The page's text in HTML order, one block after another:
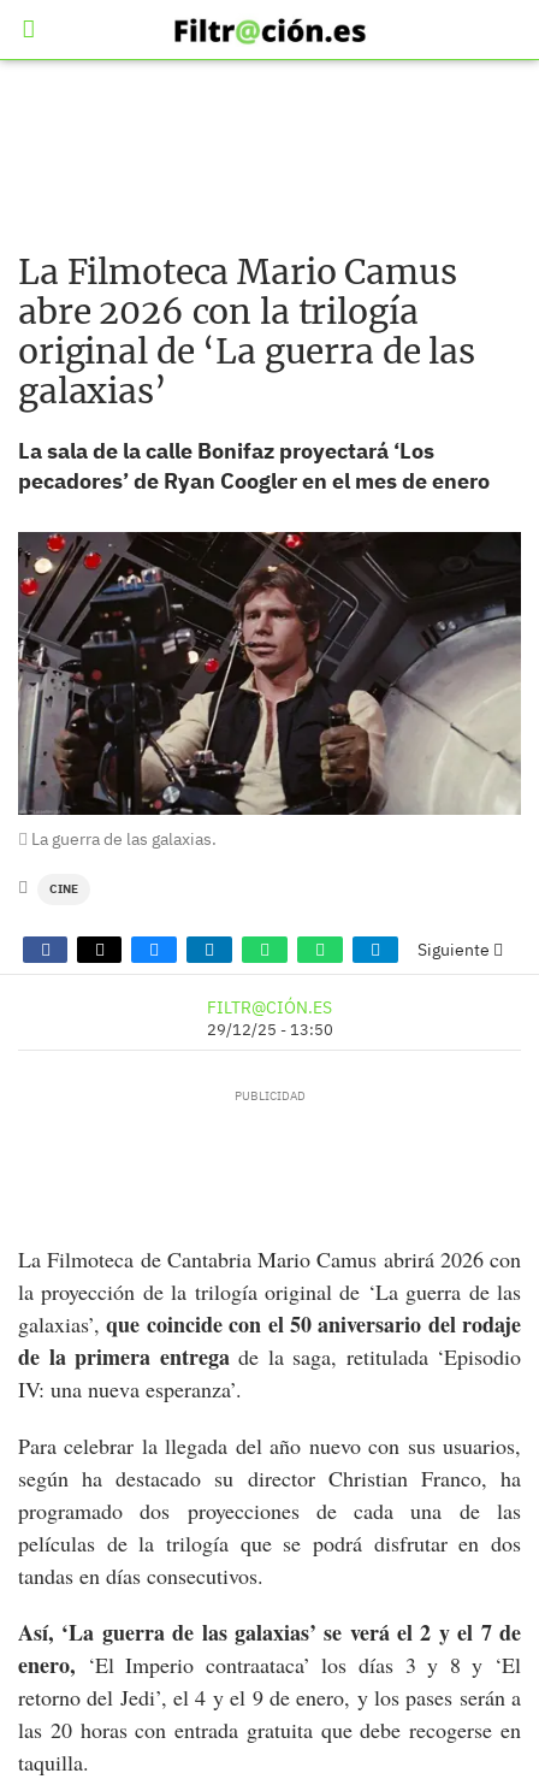
La Filmoteca Mario Camus
abre 2026 con la trilogía
original de ‘La guerra de las
galaxias’
La sala de la calle Bonifaz proyectará ‘Los
pecadores’ de Ryan Coogleren el mes de enero
La guerra de las galaxias.
CINE
Siguiente
FILTR@CIÓN.ES
29/12/25 - 13:50
La Filmoteca de Cantabria Mario Camus abrirá 2026 con
la proyección de la trilogía original de ‘La guerra de las
galaxias’,que coincide con el 50 aniversario del rodaje
de la primera entregade la saga, retitulada ‘Episodio
IV: una nueva esperanza’.
Para celebrar la llegada del año nuevo con sus usuarios,
según ha destacado su director Christian Franco, ha
programado dos proyecciones de cada una de las
películas de la trilogía que se podrá disfrutar en dos
tandas en días consecutivos.
Así, ‘La guerra de las galaxias’ se verá el 2 y el 7 de
enero, ‘El Imperio contraataca’ los días 3 y 8 y ‘El
retorno del Jedi’, el 4 y el 9 de enero, y los pases serán a
las 20 horas con entrada gratuita que debe recogerse en
taquilla.